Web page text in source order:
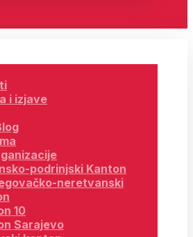
i izjave
podrinjski Kanton
neretvanski
10
Sarajevo